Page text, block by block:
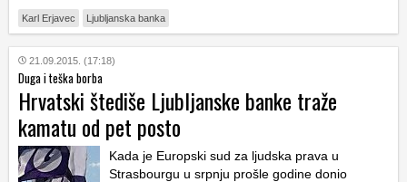
Karl Erjavec Ljubljanska banka
21.09.2015. (17:18)
Duga i teška borba
Hrvatski štediše Ljubljanske banke traže
kamatu od pet posto
Kada je Europski sud za ljudska prava u
Strasbourgu u srpnju prošle godine donio